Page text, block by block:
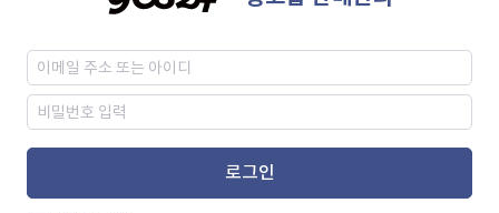
로그인